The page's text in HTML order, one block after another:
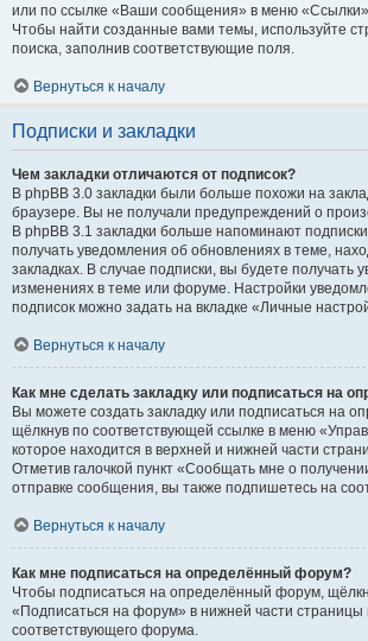
или по ссылке «Ваши сообщения» в меню «Ссылки»
Чтобы найти созданные вами темы, используйте
поиска, заполнив соответствующие поля.
Вернуться к началу
Подписки и закладки
Чем закладки отличаются от подписок?
В phpBB 3.0 закладки были больше похожи на
браузере. Вы не получали предупреждений о
В phpBB 3.1 закладки больше напоминают
получать уведомления об обновлениях в теме,
закладках. В случае подписки, вы будете получать
изменениях в теме или форуме. Настройки
подписок можно задать на вкладке «Личные
Вернуться к началу
Как мне сделать закладку или подписаться на
Вы можете создать закладку или подписаться на
щёлкнув по соответствующей ссылке в меню
которое находится в верхней и нижней части
Отметив галочкой пункт «Сообщать мне о
отправке сообщения, вы также подпишетесь на
Вернуться к началу
Как мне подписаться на определённый форум?
Чтобы подписаться на определённый форум,
«Подписаться на форум» в нижней части страницы
соответствующего форума.